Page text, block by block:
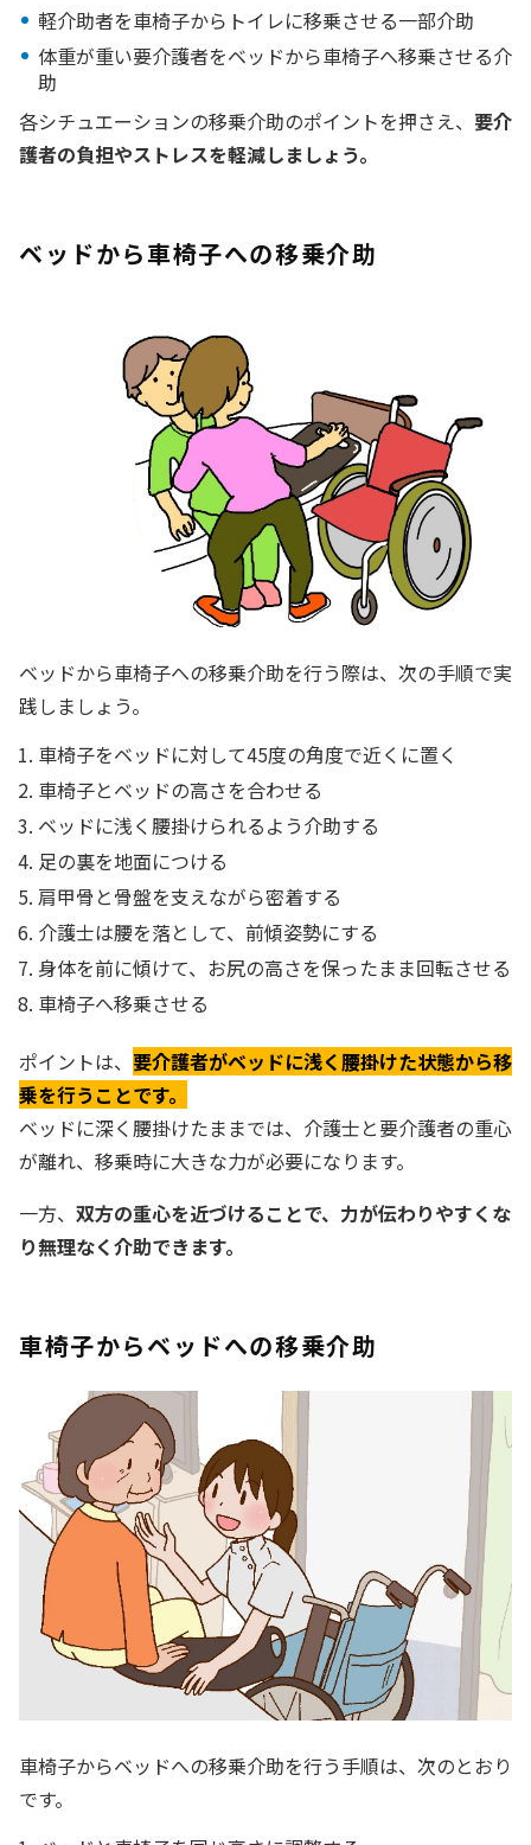
軽介助者を車椅子からトイレに移乗させる一部介助
体重が重い要介護者をベッドから車椅子へ移乗させる介
助
各シチュエーションの移乗介助のポイントを押さえ、 要介
護者の負担やストレスを軽減しましょう。
ベッドから車椅子への移乗介助
ベッドから車椅子への移乗介助を行う際は、次の手順で実
践しましょう。
車椅子をベッドに対して45度の角度で近くに置く
車椅子とベッドの高さを合わせる
ベッドに浅く腰掛けられるよう介助する
足の裏を地面につける
肩甲骨と骨盤を支えながら密着する
介護士は腰を落として、前傾姿勢にする
身体を前に傾けて、お尻の高さを保ったまま回転させる
車椅子へ移乗させる
ポイントは、 要介護者がベッドに浅く腰掛けた状態から移
乗を行うことです。
ベッドに深く腰掛けたままでは、介護士と要介護者の重心
が離れ、移乗時に大きな力が必要になります。
一方、 双方の重心を近づけることで、力が伝わりやすくな
り無理なく介助できます。
車椅子からベッドへの移乗介助
車椅子からベッドへの移乗介助を行う手順は、次のとおり
です。